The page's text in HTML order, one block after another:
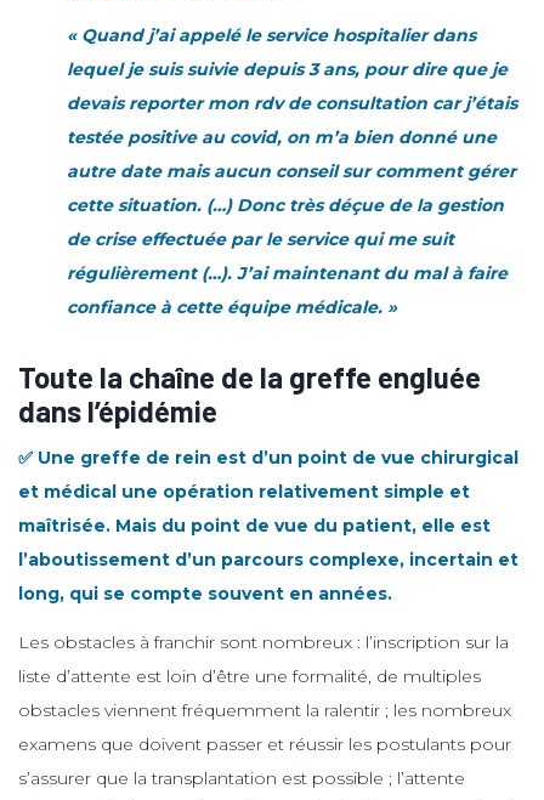
« Quand j’ai appelé le service hospitalier dans
lequel je suis suivie depuis 3 ans, pour dire que je
devais reporter mon rdv de consultation car j’étais
testée positive au covid, on m’a bien donné une
autre date mais aucun conseil sur comment gérer
cette situation. (…) Donc très déçue de la gestion
de crise effectuée par le service qui me suit
régulièrement (…). J’ai maintenant du mal à faire
confiance à cette équipe médicale. »
Toute la chaîne de la greffe engluée
dans l’épidémie
✅ Une greffe de rein est d’un point de vue chirurgical
et médical une opération relativement simple et
maîtrisée. Mais du point de vue du patient, elle est
l’aboutissement d’un parcours complexe, incertain et
long, qui se compte souvent en années.
Les obstacles à franchir sont nombreux : l’inscription sur la
liste d’attente est loin d’être une formalité, de multiples
obstacles viennent fréquemment la ralentir ; les nombreux
examens que doivent passer et réussir les postulants pour
s’assurer que la transplantation est possible ; l’attente